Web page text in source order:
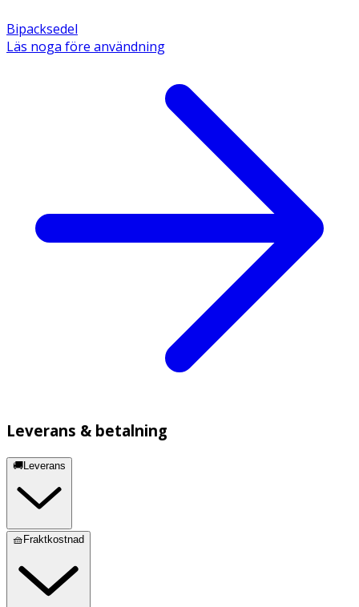
Bipacksedel
Läs noga före användning
Leverans & betalning
🚚Leverans
🧺Fraktkostnad